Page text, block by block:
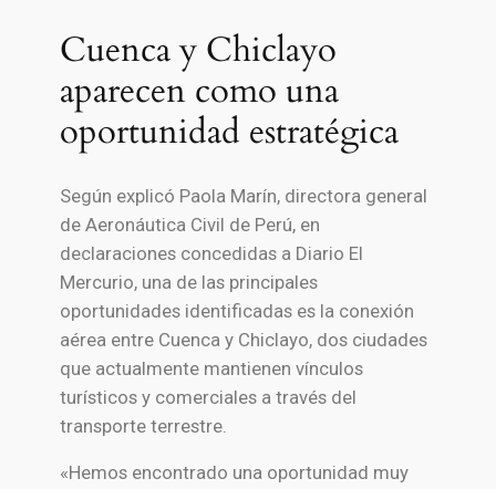
Cuenca y Chiclayo
aparecen como una
oportunidad estratégica
Según explicó Paola Marín, directora general
de Aeronáutica Civil de Perú, en
declaraciones concedidas a Diario El
Mercurio, una de las principales
oportunidades identificadas es la conexión
aérea entre Cuenca y Chiclayo, dos ciudades
que actualmente mantienen vínculos
turísticos y comerciales a través del
transporte terrestre.
«Hemos encontrado una oportunidad muy